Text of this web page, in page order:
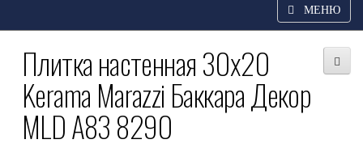
МЕНЮ
Плитка настенная 30x20
Kerama Marazzi Баккара Декор
MLD A83 8290